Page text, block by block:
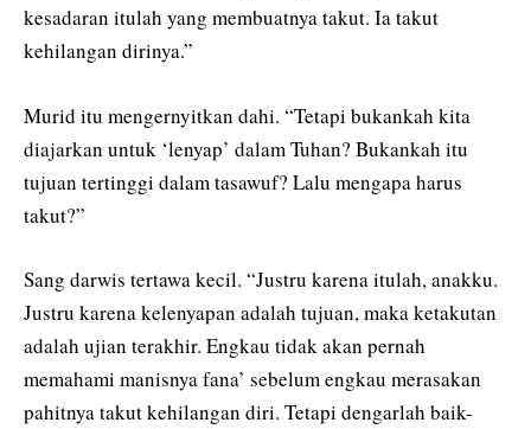
kesadaran itulah yang membuatnya takut. Ia takut
kehilangan dirinya.”
Murid itu mengernyitkan dahi. “Tetapi bukankah kita
diajarkan untuk ‘lenyap’ dalam Tuhan? Bukankah itu
tujuan tertinggi dalam tasawuf? Lalu mengapa harus
takut?”
Sang darwis tertawa kecil. “Justru karena itulah, anakku.
Justru karena kelenyapan adalah tujuan, maka ketakutan
adalah ujian terakhir. Engkau tidak akan pernah
memahami manisnya fana’ sebelum engkau merasakan
pahitnya takut kehilangan diri. Tetapi dengarlah baik-